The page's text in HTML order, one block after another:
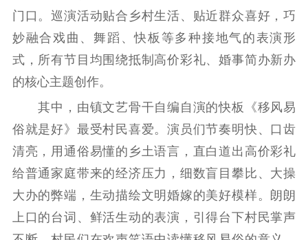
红色资源保护利
用
新闻出版
精品出版 全民阅读
出版监管
扫黄打非
电影工作
机关党建
门口。巡演活动贴合乡村生活、贴近群众喜好，巧
妙融合戏曲、舞蹈、快板等多种接地气的表演形
式，所有节目均围绕抵制高价彩礼、婚事简办新办
的核心主题创作。
其中，由镇文艺骨干自编自演的快板《移风易
俗就是好》最受村民喜爱。演员们节奏明快、口齿
清亮，用通俗易懂的乡土语言，直白道出高价彩礼
给普通家庭带来的经济压力，细数盲目攀比、大操
大办的弊端，生动描绘文明婚嫁的美好模样。朗朗
上口的台词、鲜活生动的表演，引得台下村民掌声